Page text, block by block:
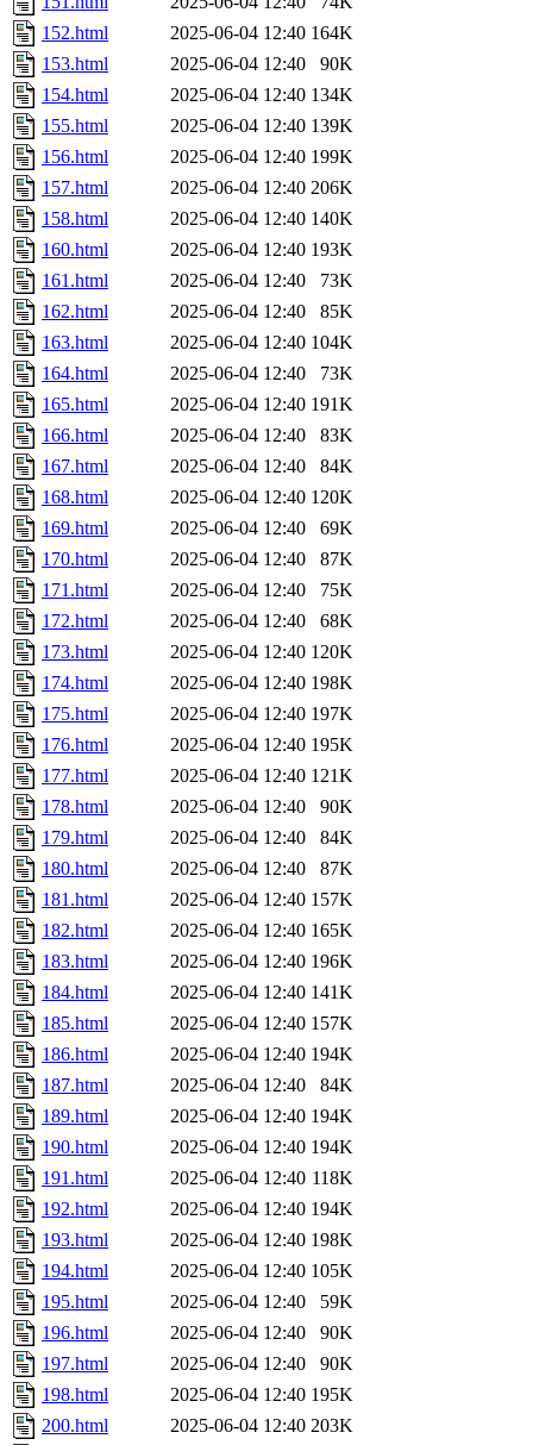
152.html
2025-06-04 12:40 164K
153.html
2025-06-04 12:40
90K
154.html
2025-06-04 12:40 134K
155.html
2025-06-04 12:40 139K
156.html
2025-06-04 12:40 199K
157.html
2025-06-04 12:40 206K
158.html
2025-06-04 12:40 140K
160.html
2025-06-04 12:40 193K
161.html
2025-06-04 12:40
73K
162.html
2025-06-04 12:40
85K
163.html
2025-06-04 12:40 104K
164.html
2025-06-04 12:40
73K
165.html
2025-06-04 12:40 191K
166.html
2025-06-04 12:40
83K
167.html
2025-06-04 12:40
84K
168.html
2025-06-04 12:40 120K
169.html
2025-06-04 12:40
69K
170.html
2025-06-04 12:40
87K
171.html
2025-06-04 12:40
75K
172.html
2025-06-04 12:40
68K
173.html
2025-06-04 12:40 120K
174.html
2025-06-04 12:40 198K
175.html
2025-06-04 12:40 197K
176.html
2025-06-04 12:40 195K
177.html
2025-06-04 12:40 121K
178.html
2025-06-04 12:40
90K
179.html
2025-06-04 12:40
84K
180.html
2025-06-04 12:40
87K
181.html
2025-06-04 12:40 157K
182.html
2025-06-04 12:40 165K
183.html
2025-06-04 12:40 196K
184.html
2025-06-04 12:40 141K
185.html
2025-06-04 12:40 157K
186.html
2025-06-04 12:40 194K
187.html
2025-06-04 12:40
84K
189.html
2025-06-04 12:40 194K
190.html
2025-06-04 12:40 194K
191.html
2025-06-04 12:40 118K
192.html
2025-06-04 12:40 194K
193.html
2025-06-04 12:40 198K
194.html
2025-06-04 12:40 105K
195.html
2025-06-04 12:40
59K
196.html
2025-06-04 12:40
90K
197.html
2025-06-04 12:40
90K
198.html
2025-06-04 12:40 195K
200.html
2025-06-04 12:40 203K